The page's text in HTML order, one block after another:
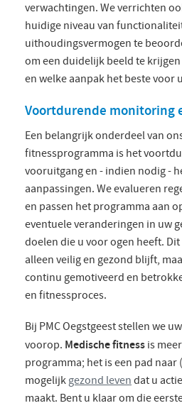
verwachtingen. We verrichten
huidige niveau van
uithoudingsvermogen te
om een duidelijk beeld te
en welke aanpak het beste voor
Voortdurende monitoring
Een belangrijk onderdeel van
fitnessprogramma is het
vooruitgang en - indien nodig -
aanpassingen. We evalueren
en passen het programma aan
eventuele veranderingen in uw
doelen die u voor ogen heeft.
alleen veilig en gezond blijft,
continu gemotiveerd en
en fitnessproces.
Bij PMC Oegstgeest stellen we
voorop. Medische fitness is
programma; het is een pad naar
mogelijk gezond leven dat u
maakt. Bent u klaar om die